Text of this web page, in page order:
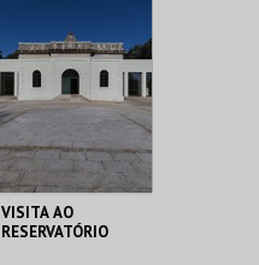
MAIS INFO
COMPRAR
VISITA AO
RESERVATÓRIO